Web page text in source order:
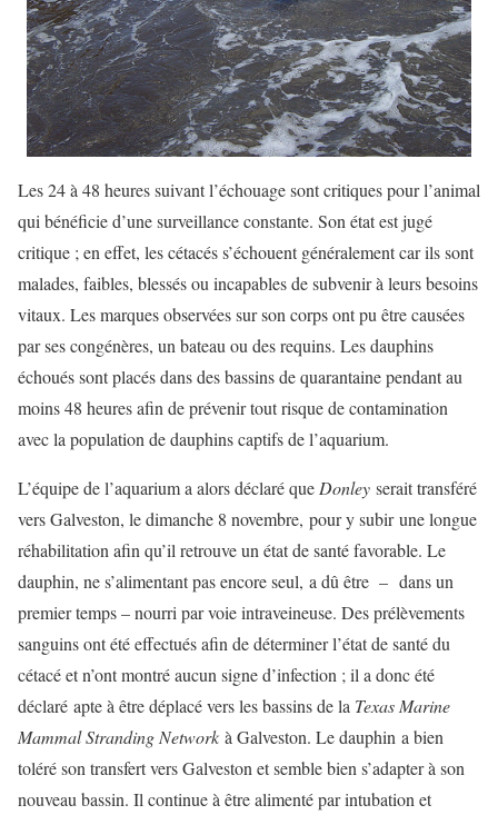
Les 24 à 48 heures suivant l’échouage sont critiques pour l’animal
qui bénéficie d’une surveillance constante. Son état est jugé
critique ; en effet, les cétacés s’échouent généralement car ils sont
malades, faibles, blessés ou incapables de subvenir à leurs besoins
vitaux. Les marques observées sur son corps ont pu être causées
par ses congénères, un bateau ou des requins. Les dauphins
échoués sont placés dans des bassins de quarantaine pendant au
moins 48 heures afin de prévenir tout risque de contamination
avec la population de dauphins captifs de l’aquarium.
L’équipe de l’aquarium a alors déclaré que Donley serait transféré
vers Galveston, le dimanche 8 novembre, pour y subir une longue
réhabilitation afin qu’il retrouve un état de santé favorable. Le
dauphin, ne s’alimentant pas encore seul, a dû être – dans un
premier temps – nourri par voie intraveineuse. Des prélèvements
sanguins ont été effectués afin de déterminer l’état de santé du
cétacé et n’ont montré aucun signe d’infection ; il a donc été
déclaré apte à être déplacé vers les bassins de la Texas Marine
Mammal Stranding Network à Galveston. Le dauphin a bien
toléré son transfert vers Galveston et semble bien s’adapter à son
nouveau bassin. Il continue à être alimenté par intubation et